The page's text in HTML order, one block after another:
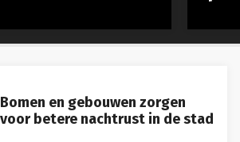
voor betere nachtrust in de stad